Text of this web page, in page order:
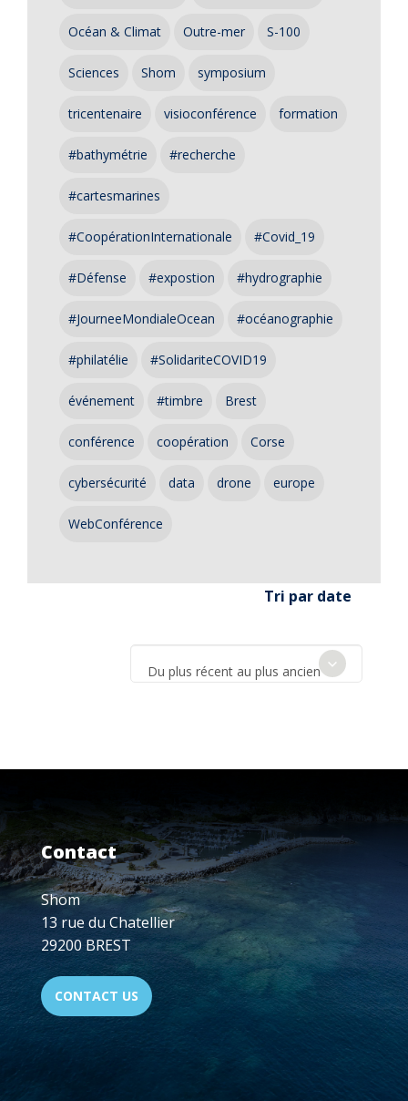
Océan & Climat Outre-mer S-100
Sciences Shom symposium
tricentenaire visioconférence formation
#bathymétrie #recherche
#cartesmarines
#CoopérationInternationale #Covid_19
#Défense #expostion #hydrographie
#JourneeMondialeOcean #océanographie
#philatélie #SolidariteCOVID19
événement #timbre Brest
conférence coopération Corse
cybersécurité data drone europe
WebConférence
Tri par date
Du plus récent au plus ancien
Contact
Shom
13 rue du Chatellier
29200 BREST
CONTACT US